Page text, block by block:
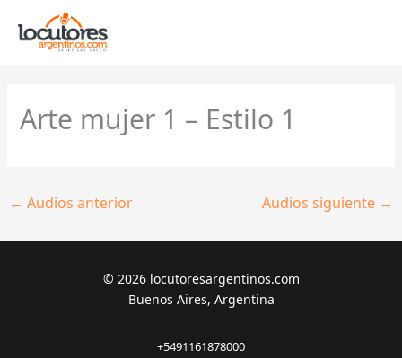
contenido
Arte mujer 1 – Estilo 1
← Audios anterior Audios siguiente →
© 2026 locutoresargentinos.com
Buenos Aires, Argentina
+5491161878000